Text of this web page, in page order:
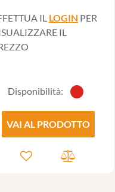
IL LOGIN PER
IL
Disponibilità:
VAI AL PRODOTTO